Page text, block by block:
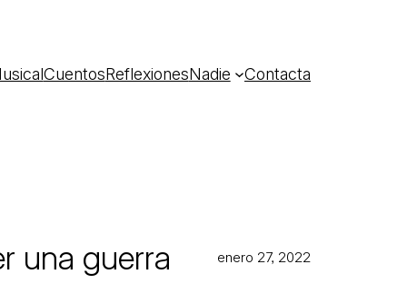
CuentosReflexionesNadie Contacta
una guerra enero 27, 2022